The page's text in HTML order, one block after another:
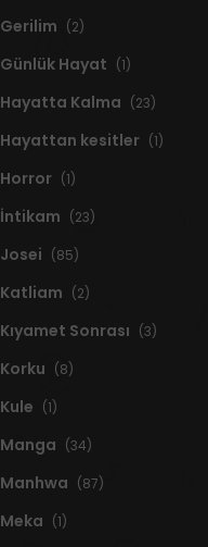
Gerilim (2)
Günlük Hayat (1)
Hayatta Kalma (23)
Hayattan kesitler (1)
Horror (1)
İntikam (23)
Josei (85)
Katliam (2)
Kıyamet Sonrası (3)
Korku (8)
Kule (1)
Manga (34)
Manhwa (87)
Meka (1)